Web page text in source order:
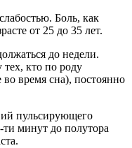
Боль, как
от 25 до 35 лет.
до недели.
кто по роду
время сна), постоянно
пульсирующего
минут до полутора